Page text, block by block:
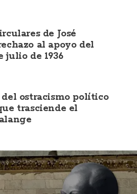
de José
al apoyo del
julio de 1936
del ostracismo político
trasciende el